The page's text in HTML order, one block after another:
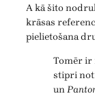
A kā šito
krāsas
pielietošana
Tomēr ir
stipri
un